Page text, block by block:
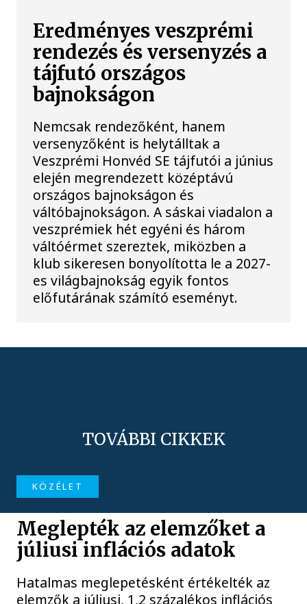
Eredményes veszprémi
rendezés és versenyzés a
tájfutó országos
bajnokságon
Nemcsak rendezőként, hanem
versenyzőként is helytálltak a
Veszprémi Honvéd SE tájfutói a június
elején megrendezett középtávú
országos bajnokságon és
váltóbajnokságon. A sáskai viadalon a
veszprémiek hét egyéni és három
váltóérmet szereztek, miközben a
klub sikeresen bonyolította le a 2027-
es világbajnokság egyik fontos
előfutárának számító eseményt.
TOVÁBBI CIKKEK
KÖZÉLET
Meglepték az elemzőket a
júliusi inflációs adatok
Hatalmas meglepetésként értékelték az
elemzők a júliusi, 1,2 százalékos inflációs